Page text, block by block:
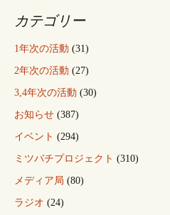
カテゴリー
1年次の活動 (31)
2年次の活動 (27)
3,4年次の活動 (30)
お知らせ (387)
イベント (294)
ミツバチプロジェクト (310)
メディア局 (80)
ラジオ (24)